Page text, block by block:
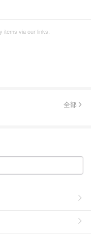
items via our links.
全部